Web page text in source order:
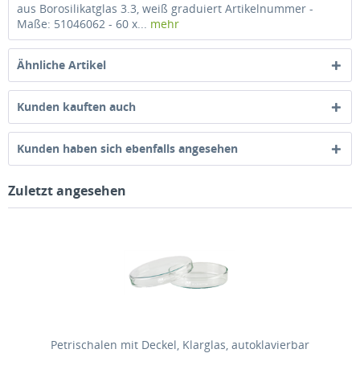
aus Borosilikatglas 3.3, weiß graduiert Artikelnummer -
Maße: 51046062 - 60 x... mehr
Ähnliche Artikel
Kunden kauften auch
Kunden haben sich ebenfalls angesehen
Zuletzt angesehen
Petrischalen mit Deckel, Klarglas, autoklavierbar